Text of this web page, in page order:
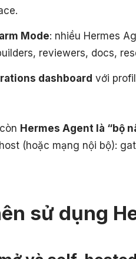
Mode: nhiều Hermes
reviewers, docs,
dashboard với
Hermes Agent là “bộ
(hoặc mạng nội bộ):
sử dụng